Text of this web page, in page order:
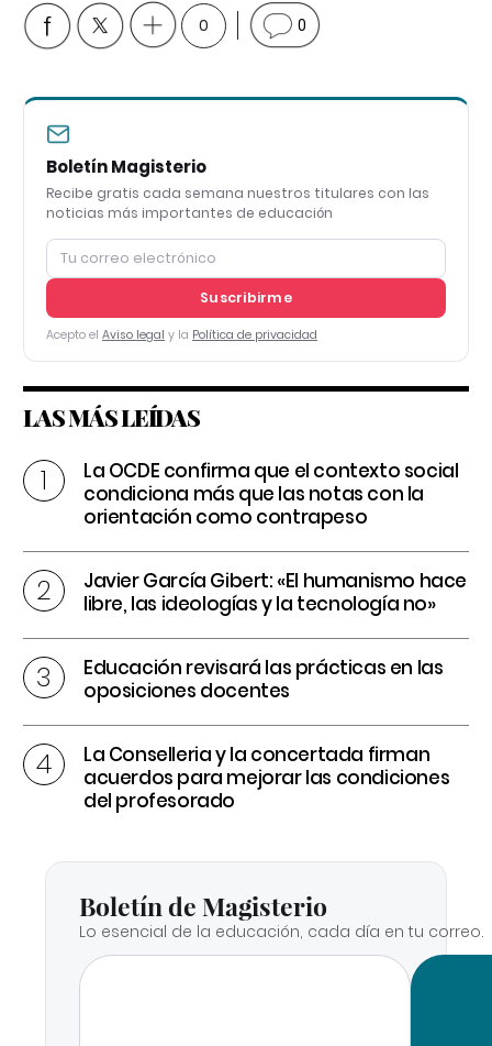
0 0
Boletín Magisterio
Recibe gratis cada semana nuestros titulares con las
noticias más importantes de educación
Suscribirme
Acepto el Aviso legal y la Política de privacidad
LAS MÁS LEÍDAS
La OCDE confirma que el contexto social
condiciona más que las notas con la
orientación como contrapeso
Javier García Gibert: «El humanismo hace
libre, las ideologías y la tecnología no»
Educación revisará las prácticas en las
oposiciones docentes
La Conselleria y la concertada firman
acuerdos para mejorar las condiciones
del profesorado
Boletín de Magisterio
Lo esencial de la educación, cada día en tu correo.